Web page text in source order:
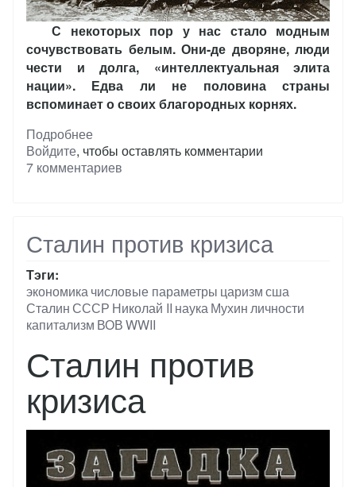
С некоторых пор у нас стало модным
сочувствовать белым. Они-де дворяне, люди
чести и долга, «интеллектуальная элита
нации». Едва ли не половина страны
вспоминает о своих благородных корнях.
Подробнее
Дворяне
–
Войдите, чтобы оставлять комментарии
7 комментариев
Сталин против кризиса
Тэги
экономикачисловые параметры царизмсша
СталинСССР Николай II наукаМухинличности
капитализм ВОВWWII
Сталин против
кризиса